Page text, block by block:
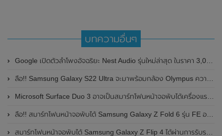
บทความอื่นๆ
Google เปิดตัวลำโพงอัจฉริยะ Nest Audio รุ่นใหม่ล่าสุด ในราคา 3,000 นิดๆ
ลือ!! Samsung Galaxy S22 Ultra จะมาพร้อมกล้อง Olympus ความละเอียด 200MP , รองรับ S Pen ลุ้นเปิดตัวต้นปีหน้า 2022
Microsoft Surface Duo 3 อาจเป็นสมาร์ทโฟนหน้าจอพับได้เครื่องแรกของ Microsoft
ลือ!! สมาร์ทโฟนหน้าจอพับได้ Samsung Galaxy Z Fold 6 รุ่น FE อาจมีราคาที่ถูกลงกว่าเดิม ไม่ถึง 3 หมื่นบาท
สมาร์ทโฟนหน้าจอพับได้ Samsung Galaxy Z Flip 4 ได้ผ่านการรับรองจาก FCC แล้ว คาดเปิดตัวในเดือนสิงหาคม 2022 นี้